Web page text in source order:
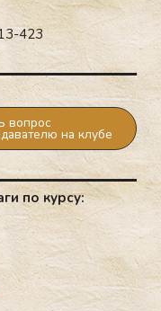
423
вопрос
на клубе
по курсу: